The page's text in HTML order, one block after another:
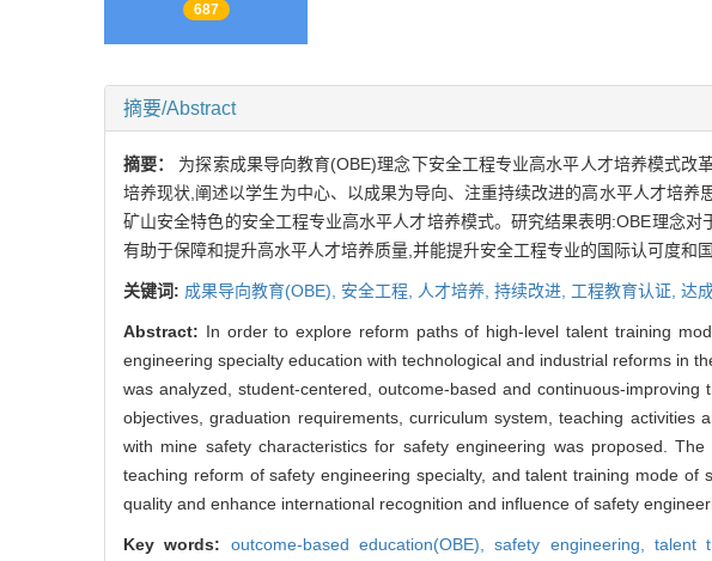
687
摘要/Abstract
摘要： 为探索成果导向教育(OBE)理念下安全工程专业高水平人才培养模式
培养现状,阐述以学生为中心、以成果为导向、注重持续改进的高水平人才培
矿山安全特色的安全工程专业高水平人才培养模式。研究结果表明:OBE理念
有助于保障和提升高水平人才培养质量,并能提升安全工程专业的国际认可度和国
关键词: 成果导向教育(OBE), 安全工程, 人才培养, 持续改进, 工程教育认证, 达
Abstract: In order to explore reform paths of high-level talent training
engineering specialty education with technological and industrial reforms in
was analyzed, student-centered, outcome-based and continuous-
objectives, graduation requirements, curriculum system, teaching
with mine safety characteristics for safety engineering was proposed.
teaching reform of safety engineering specialty, and talent training mode
quality and enhance international recognition and influence of safety
Key words: outcome-based education(OBE),safety engineering, talent